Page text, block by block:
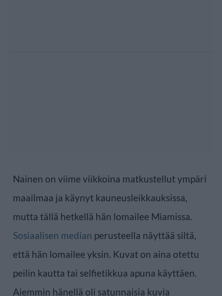
Nainen on viime viikkoina matkustellut ympäri
maailmaa ja käynyt kauneusleikkauksissa,
mutta tällä hetkellä hän lomailee Miamissa.
Sosiaalisen median perusteella näyttää siltä,
että hän lomailee yksin. Kuvat on aina otettu
peilin kautta tai selfietikkua apuna käyttäen.
Aiemmin hänellä oli satunnaisia kuvia